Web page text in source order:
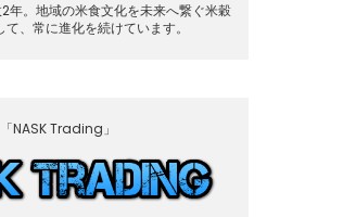
年。地域の米食文化を未来へ繋ぐ米穀
、常に進化を続けています。
「NASK Trading」